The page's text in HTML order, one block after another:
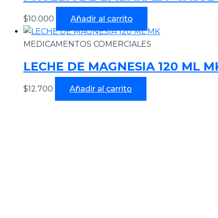
$10.000 Añadir al carrito
MEDICAMENTOS COMERCIALES
LECHE DE MAGNESIA 120 ML
$12.700 Añadir al carrito